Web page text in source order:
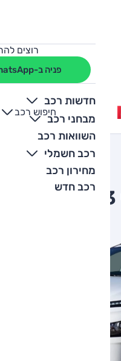
רוצים
פניה ב-WhatsApp
חדשות רכב
מבחני רכב
השוואות רכב
רכב חשמלי
מחירון רכב
רכב חדש
חיפוש רכב
+
-